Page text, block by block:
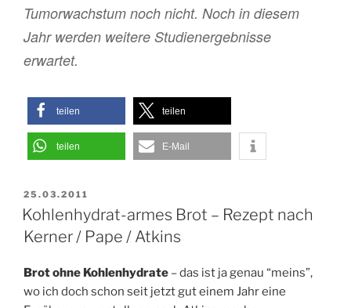
Tumorwachstum noch nicht. Noch in diesem
Jahr werden weitere Studienergebnisse
erwartet.
teilen teilen
teilen E-Mail
VERÖFFENTLICHT
AM
25.03.2011
Kohlenhydrat-armes Brot – Rezept nach
Kerner / Pape / Atkins
Brot ohne Kohlenhydrate – das ist ja genau “meins”,
wo ich doch schon seit jetzt gut einem Jahr eine